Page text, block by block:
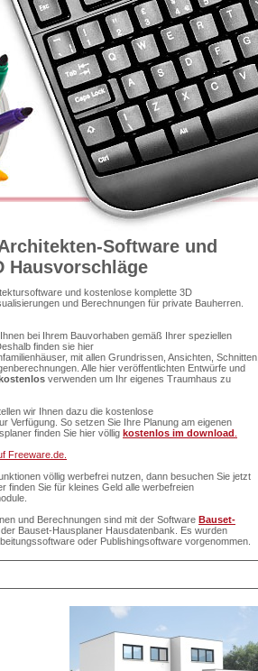
Software und
und kostenlose komplette 3D
und Berechnungen für private Bauherren.
bei Ihrem Bauvorhaben gemäß Ihrer speziellen
finden sie hier
mit allen Grundrissen, Ansichten, Schnitten,
Alle hier veröffentlichten Entwürfe und
verwenden um Ihr eigenes Traumhaus zu
wir Ihnen dazu die kostenlose
Verfügung. So setzen Sie Ihre Planung am eigenen
finden Sie hier völlig kostenlos im download
Freeware.de.
völlig werbefrei nutzen, dann besuchen Sie jetzt
finden Sie für kleines Geld alle werbefreien
und Berechnungen sind mit der Software Bauset-
Bauset-Hausplaner Hausdatenbank. Es wurden
oder Publishingsoftware vorgenommen.